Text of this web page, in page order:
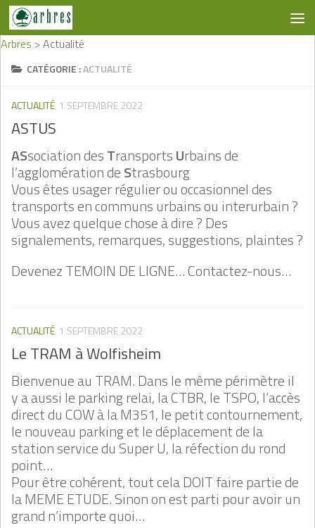
Skip to content
Arbres >Actualité
CATÉGORIE :ACTUALITÉ
ACTUALITÉ 1 SEPTEMBRE 2022
ASTUS
ASsociation desTransportsUrbains de
l’agglomération deStrasbourg
Vous êtes usager régulier ou occasionnel des
transports en communs urbains ou interurbain ?
Vous avez quelque chose à dire ? Des
signalements, remarques, suggestions, plaintes ?
Devenez TEMOIN DE LIGNE… Contactez-nous…
ACTUALITÉ 1 SEPTEMBRE 2022
Le TRAM à Wolfisheim
Bienvenue au TRAM. Dans le même périmètre il
y a aussi le parking relai, la CTBR, le TSPO, l’accès
direct du COW à la M351, le petit contournement,
le nouveau parking et le déplacement de la
station service du Super U, la réfection du rond
point…
Pour être cohérent, tout cela DOIT faire partie de
la MEME ETUDE. Sinon on est parti pour avoir un
grand n’importe quoi…